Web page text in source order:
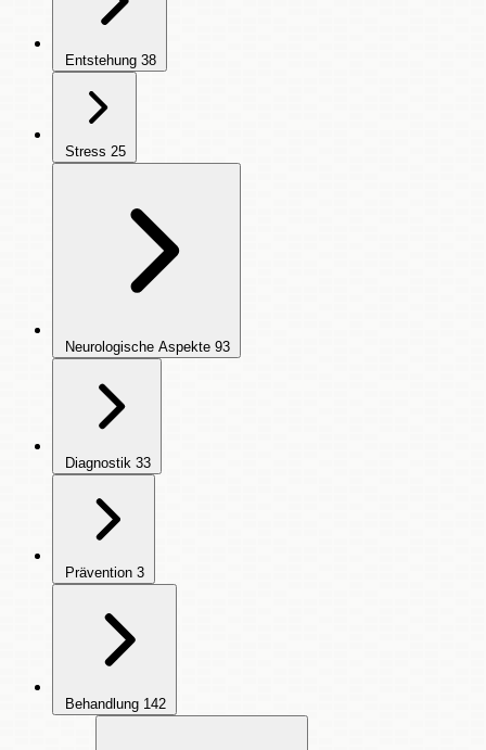
Entstehung 38
Stress 25
Neurologische Aspekte 93
Diagnostik 33
Prävention 3
Behandlung 142